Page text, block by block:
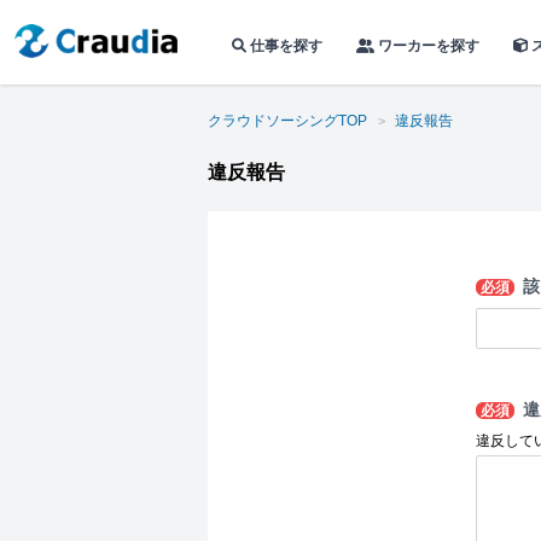
仕事を探す ワーカーを探す
クラウドソーシングTOP 違反報告
違反報告
必須
必須
違反して